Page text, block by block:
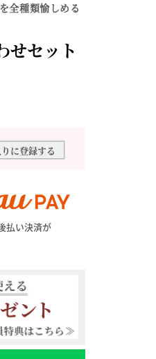
全種類愉しめる
せセット
に登録する
払い決済が